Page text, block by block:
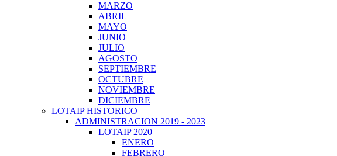
MARZO
ABRIL
MAYO
JUNIO
JULIO
AGOSTO
SEPTIEMBRE
OCTUBRE
NOVIEMBRE
DICIEMBRE
LOTAIP HISTORICO
ADMINISTRACION 2019 - 2023
LOTAIP 2020
ENERO
FEBRERO